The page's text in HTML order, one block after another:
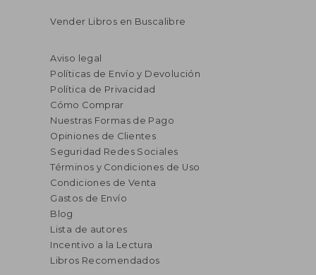
Vender Libros en Buscalibre
Aviso legal
Políticas de Envío y Devolución
Política de Privacidad
Cómo Comprar
Nuestras Formas de Pago
Opiniones de Clientes
Seguridad Redes Sociales
Términos y Condiciones de Uso
Condiciones de Venta
Gastos de Envío
Blog
Lista de autores
Incentivo a la Lectura
Libros Recomendados